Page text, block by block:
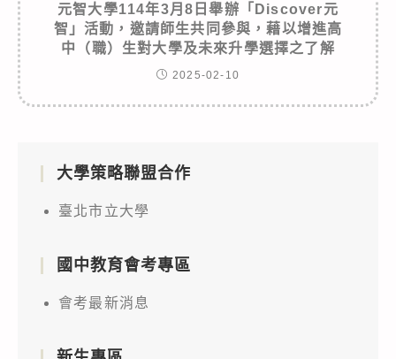
元智大學114年3月8日舉辦「Discover元
智」活動，邀請師生共同參與，藉以增進高
中（職）生對大學及未來升學選擇之了解
2025-02-10
大學策略聯盟合作
臺北市立大學
國中教育會考專區
會考最新消息